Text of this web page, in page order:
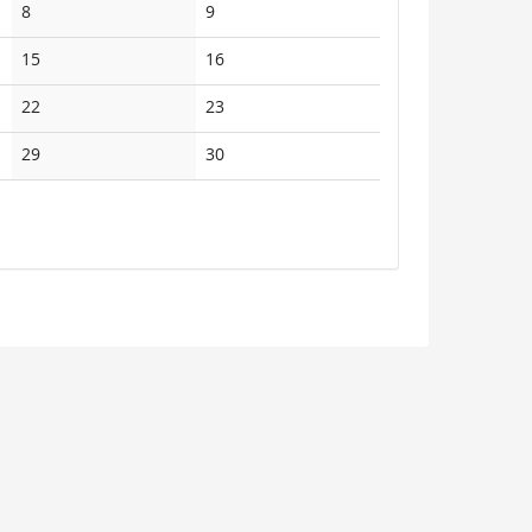
8Keine
Veranstaltungen
9Keine
Veranstaltungen
15Keine
Veranstaltungen
16Keine
Veranstaltungen
22
Veranstaltungen
23Keine
Veranstaltungen
29Keine
Veranstaltungen
30Keine
Veranstaltungen